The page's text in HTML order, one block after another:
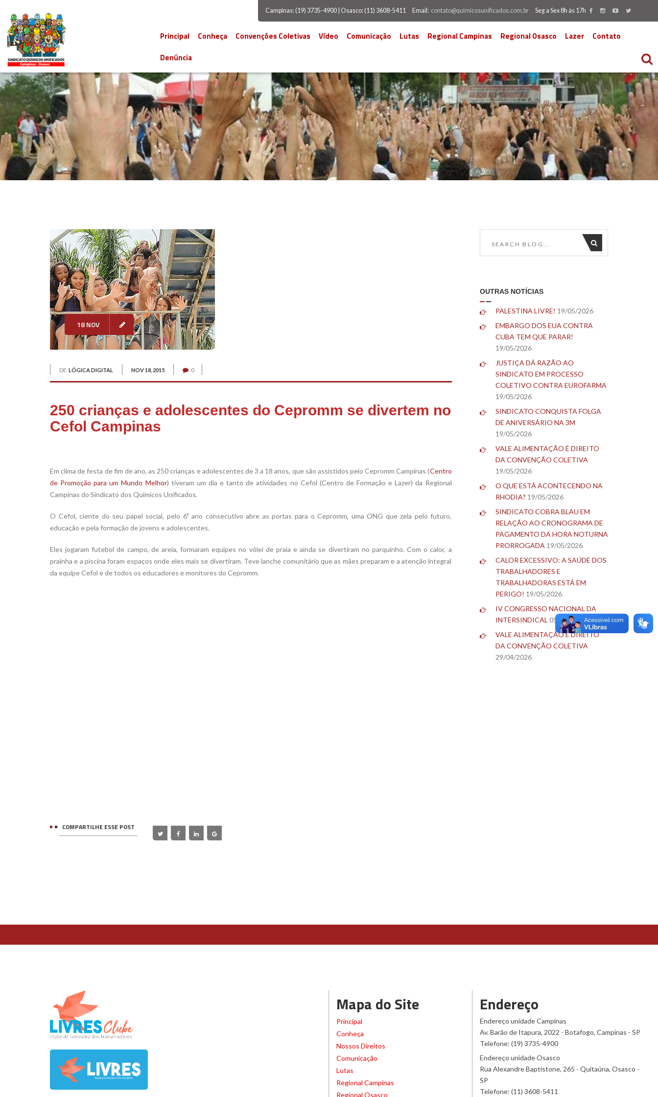
Campinas: (19) 3735-4900 | Osasco: (11) 3608-5411 Email: contato@quimicosunificados.com.br Seg a Sex 8h às 17h
Principal Conheça Convenções Coletivas Vídeo Comunicação Lutas Regional Campinas Regional Osasco Lazer
Contato
Denúncia
18 NOV
DE: LÓGICA DIGITAL NOV 18, 2015 0
250 crianças e adolescentes do Cepromm se divertem no
Cefol Campinas
Em clima de festa de fim de ano, as 250 crianças e adolescentes de 3 a 18 anos, que são assistidos pelo Cepromm Campinas (Centro
de Promoção para um Mundo Melhor) tiveram um dia e tanto de atividades no Cefol (Centro de Formação e Lazer) da Regional
Campinas do Sindicato dos Químicos Unificados.
O Cefol, ciente do seu papel social, pelo 6º ano consecutivo abre as portas para o Cepromm, uma ONG que zela pelo futuro,
educação e pela formação de jovens e adolescentes.
Eles jogaram futebol de campo, de areia, formaram equipes no vôlei de praia e ainda se divertiram no parquinho. Com o calor, a
prainha e a piscina foram espaços onde eles mais se divertiram. Teve lanche comunitário que as mães preparam e a atenção integral
da equipe Cefol e de todos os educadores e monitores do Cepromm.
COMPARTILHE ESSE POST
OUTRAS NOTÍCIAS
PALESTINA LIVRE! 19/05/2026
EMBARGO DOS EUA CONTRA
CUBA TEM QUE PARAR!
19/05/2026
JUSTIÇA DÁ RAZÃO AO
SINDICATO EM PROCESSO
COLETIVO CONTRA EUROFARMA
19/05/2026
SINDICATO CONQUISTA FOLGA
DE ANIVERSÁRIO NA 3M
19/05/2026
VALE ALIMENTAÇÃO É DIREITO
DA CONVENÇÃO COLETIVA
19/05/2026
O QUE ESTÁ ACONTECENDO NA
RHODIA? 19/05/2026
SINDICATO COBRA BLAU EM
RELAÇÃO AO CRONOGRAMA DE
PAGAMENTO DA HORA NOTURNA
PRORROGADA 19/05/2026
CALOR EXCESSIVO: A SAÚDE DOS
TRABALHADORES E
TRABALHADORAS ESTÁ EM
PERIGO! 19/05/2026
IV CONGRESSO NACIONAL DA
INTERSINDICAL 05/05/2026
VALE ALIMENTAÇÃO É DIREITO
DA CONVENÇÃO COLETIVA
29/04/2026
TESTE
Mapa do Site
Principal
Conheça
Nossos Direitos
Comunicação
Lutas
Regional Campinas
Regional Osasco
Endereço
Endereço unidade Campinas
Av. Barão de Itapura, 2022 - Botafogo, Campinas - SP
Telefone: (19) 3735-4900
Endereço unidade Osasco
Rua Alexandre Baptistone, 265 - Quitaúna, Osasco -
SP
Telefone: (11) 3608-5411